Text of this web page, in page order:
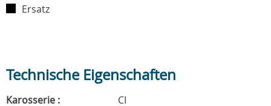
Ersatz
Technische Eigenschaften
Karosserie : CI